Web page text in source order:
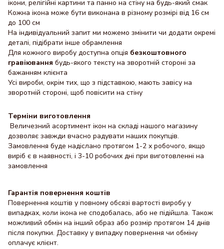
ікони, релігійні картини та панно на стіну на будь-який смак
Кожна ікона може бути виконана в різному розмірі від 16 см
до 100 см
На індивідуальний запит ми можемо змінити чи додати окремі
деталі, підібрати інше обрамлення
Для кожного виробу доступна опція безкоштовного
гравіювання будь-якого тексту на зворотній стороні за
бажанням клієнта
Усі вироби, окрім тих, що з підставкою, мають завісу на
зворотній стороні, щоб повісити на стіну
Терміни виготовлення
Величезний асортимент ікон на складі нашого магазину
дозволяє завжди вчасно радувати наших покупців.
Замовлення буде надіслано протягом 1-2 х робочого, якщо
виріб є в наявності, і 3-10 робочих дні при виготовленні на
замовлення
Гарантія повернення коштів
Повернення коштів у повному обсязі вартості виробу у
випадках, коли ікона не сподобалась, або не підійшла. Також
можливий обмін на інший образ або розмір протягом 14 днів
після покупки. Доставку y випадку повернення чи обміну
оплачує клієнт.